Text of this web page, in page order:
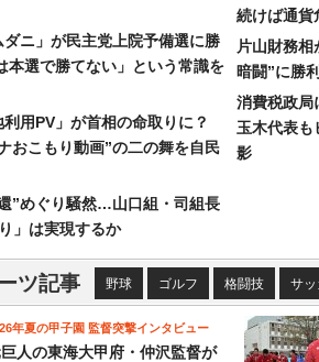
ダニ」が民主党上院予備選に勝
本選で勝てない」という常識を
用PV」が首相の命取りに？
おこもり動画”の二の舞を自民
”めぐり騒然…山口組・司組長
」は実現するか
続けば通貨
片山財務
暗闘”に勝
消費税政局
玉木代表
影
ツ記事 野球 ゴルフ 格闘技 サッ
年夏の甲子園 監督突撃インタビュー
人の東海大甲府・仲沢監督が